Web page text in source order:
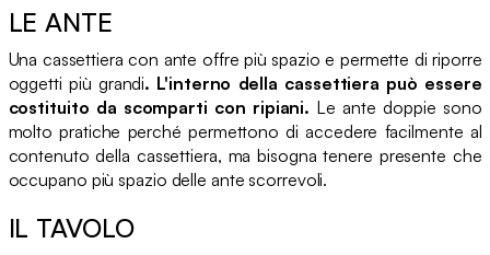
LE ANTE
Una cassettiera con ante offre più spazio e permette di riporre
oggetti più grandi. L'interno della cassettiera può essere
costituito da scomparti con ripiani. Le ante doppie sono
molto pratiche perché permettono di accedere facilmente al
contenuto della cassettiera, ma bisogna tenere presente che
occupano più spazio delle ante scorrevoli.
IL TAVOLO